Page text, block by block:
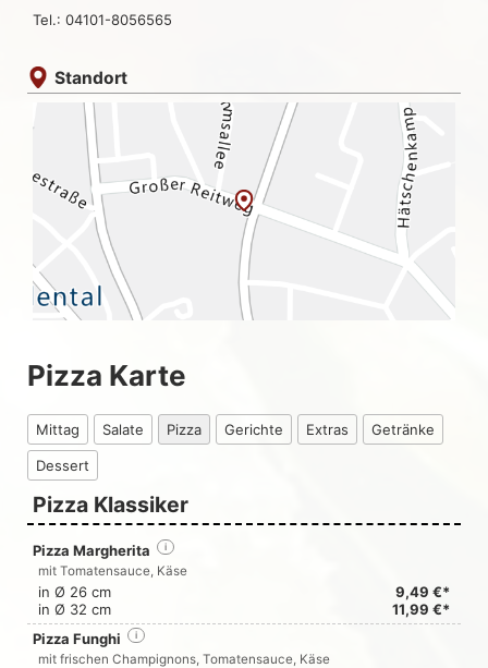
Tel.: 04101-8056565
Standort
Pizza Karte
Mittag Salate Pizza Gerichte Extras Getränke
Dessert
Pizza Klassiker
Pizza Margherita i
mit Tomatensauce, Käse
in Ø 26 cm
9,49 €*
in Ø 32 cm
11,99 €*
Pizza Funghi
i
mit frischen Champignons, Tomatensauce, Käse